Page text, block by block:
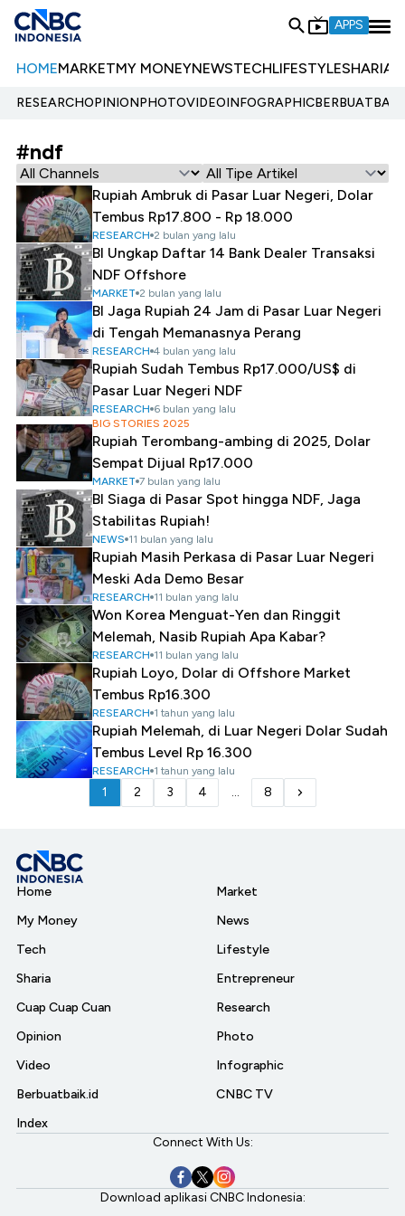
APPS
HOMEMARKETMY MONEYNEWSTECHLIFESTYLESHARIA
RESEARCHOPINIONPHOTOVIDEOINFOGRAPHIC
#ndf
Rupiah Ambruk di Pasar Luar Negeri, Dolar
Tembus Rp17.800 - Rp 18.000
RESEARCH 2 bulan yang lalu
BI Ungkap Daftar 14 Bank Dealer Transaksi
NDF Offshore
MARKET 2 bulan yang lalu
BI Jaga Rupiah 24 Jam di Pasar Luar Negeri
di Tengah Memanasnya Perang
RESEARCH 4 bulan yang lalu
Rupiah Sudah Tembus Rp17.000/US$ di
Pasar Luar Negeri NDF
RESEARCH 6 bulan yang lalu
BIG STORIES 2025
Rupiah Terombang-ambing di 2025, Dolar
Sempat Dijual Rp17.000
MARKET 7 bulan yang lalu
BI Siaga di Pasar Spot hingga NDF, Jaga
Stabilitas Rupiah!
NEWS 11 bulan yang lalu
Rupiah Masih Perkasa di Pasar Luar Negeri
Meski Ada Demo Besar
RESEARCH 11 bulan yang lalu
Won Korea Menguat-Yen dan Ringgit
Melemah, Nasib Rupiah Apa Kabar?
RESEARCH 11 bulan yang lalu
Rupiah Loyo, Dolar di Offshore Market
Tembus Rp16.300
RESEARCH 1 tahun yang lalu
Rupiah Melemah, di Luar Negeri Dolar Sudah
Tembus Level Rp 16.300
RESEARCH 1 tahun yang lalu
1 2 3 4 ... 8
Home
My Money
Tech
Sharia
Cuap Cuap Cuan
Opinion
Video
Berbuatbaik.id
Index
Market
News
Lifestyle
Entrepreneur
Research
Photo
Infographic
CNBC TV
Connect With Us:
Download aplikasi CNBC Indonesia: